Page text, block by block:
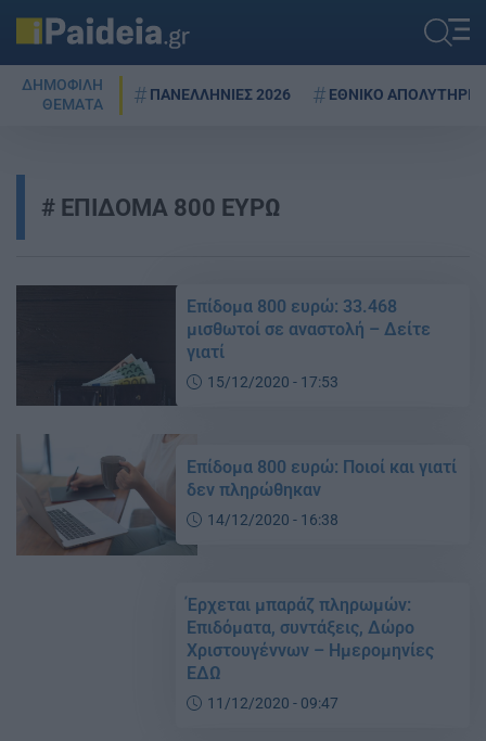
ΔΗΜΟΦΙΛΗ
ΘΕΜΑΤΑ
ΠΑΝΕΛΛΗΝΙΕΣ 2026 ΕΘΝΙΚΟ ΑΠΟΛΥΤΗΡΙΟ
ΕΠΙΔΟΜΑ 800 ΕΥΡΩ
Επίδομα 800 ευρώ: 33.468
μισθωτοί σε αναστολή – Δείτε
γιατί
15/12/2020 - 17:53
Επίδομα 800 ευρώ: Ποιοί και γιατί
δεν πληρώθηκαν
14/12/2020 - 16:38
Έρχεται μπαράζ πληρωμών:
Επιδόματα, συντάξεις, Δώρο
Χριστουγέννων – Ημερομηνίες
ΕΔΩ
11/12/2020 - 09:47